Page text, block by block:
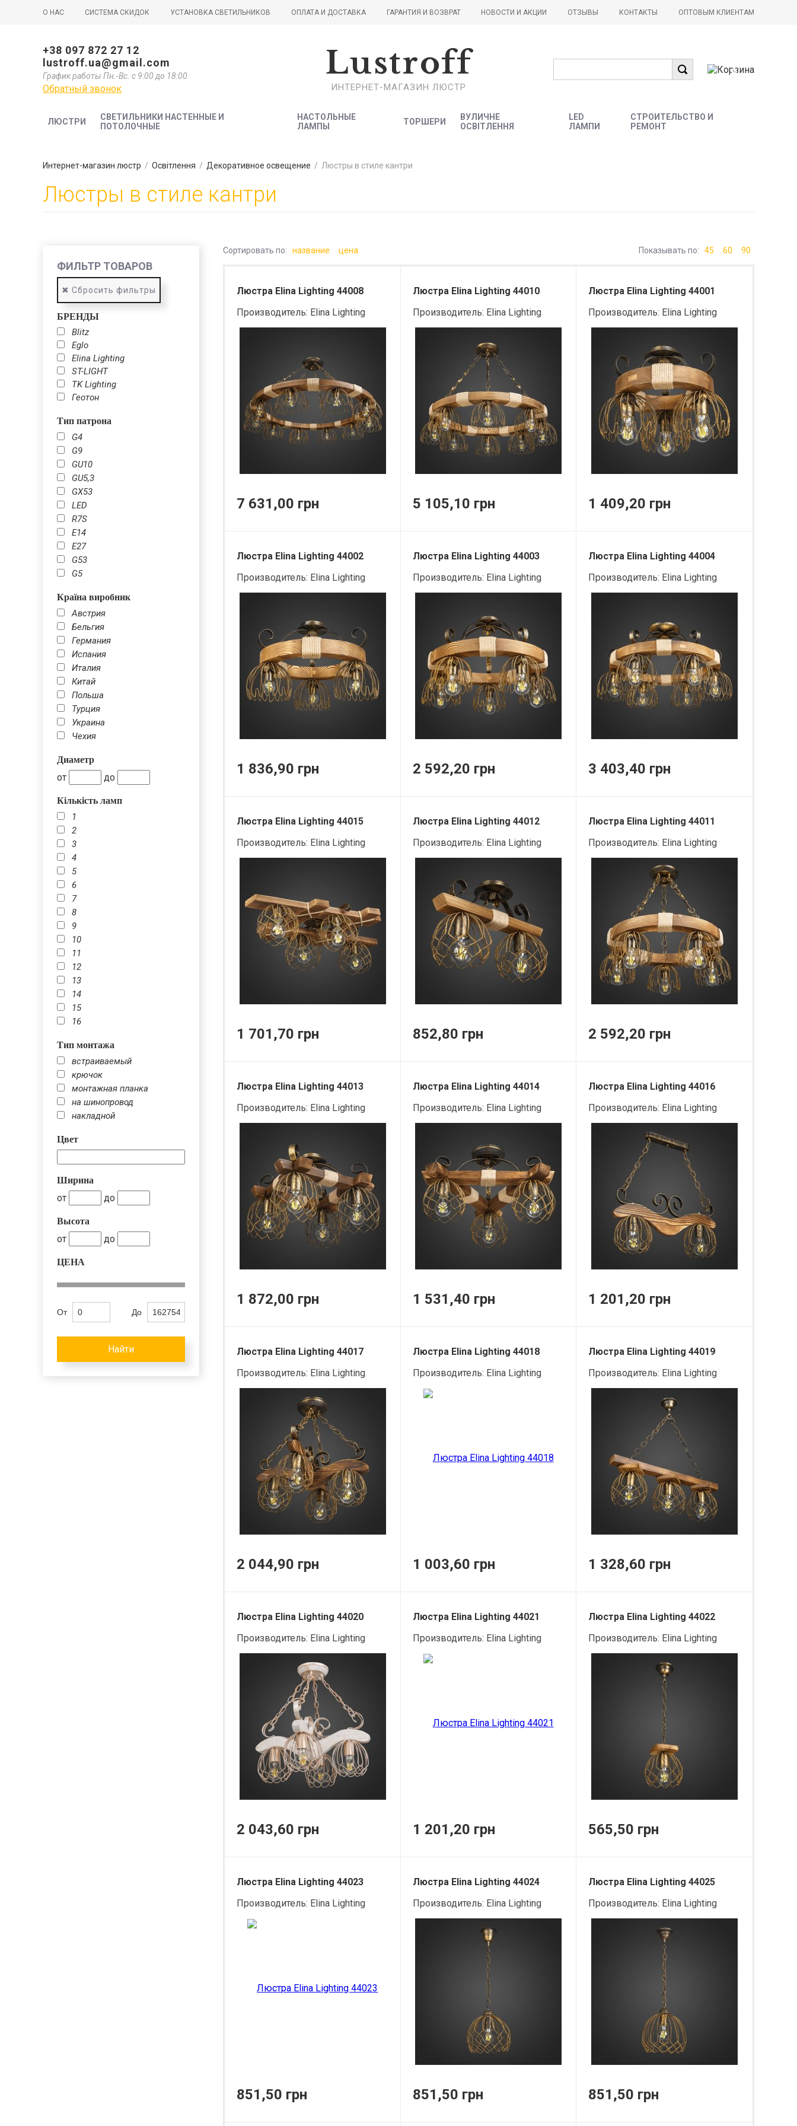
О НАС СИСТЕМА СКИДОК УСТАНОВКА СВЕТИЛЬНИКОВ ОПЛАТА И ДОСТАВКА ГАРАНТИЯ И ВОЗВРАТ НОВОСТИ И АКЦИИ ОТЗЫВЫ КОНТАКТЫ ОПТОВЫМ КЛИЕНТАМ
+38 097 872 27 12
lustroff.ua@gmail.com
График работы Пн.-Вс. с 9:00 до 18:00
Обратный звонок
Lustroff
ИНТЕРНЕТ-МАГАЗИН ЛЮСТР
0
ЛЮСТРИ
СВЕТИЛЬНИКИ НАСТЕННЫЕ И
ПОТОЛОЧНЫЕ
НАСТОЛЬНЫЕ
ЛАМПЫ
ТОРШЕРИ
ВУЛИЧНЕ
ОСВІТЛЕННЯ
LED
ЛАМПИ
СТРОИТЕЛЬСТВО И
РЕМОНТ
Интернет-магазин люстр / Освітлення / Декоративное освещение / Люстры в стиле кантри
Люстры в стиле кантри
ФИЛЬТР ТОВАРОВ
✖ Сбросить фильтры
БРЕНДЫ
Blitz
Eglo
Elina Lighting
ST-LIGHT
TK Lighting
Геотон
Тип патрона
G4
G9
GU10
GU5,3
GX53
LED
R7S
Е14
Е27
G53
G5
Країна виробник
Австрия
Бельгия
Германия
Испания
Италия
Китай
Польша
Турция
Украина
Чехия
Диаметр
от до
Кількість ламп
1
2
3
4
5
6
7
8
9
10
11
12
13
14
15
16
Тип монтажа
встраиваемый
крючок
монтажная планка
на шинопровод
накладной
Цвет
Ширина
от до
Высота
от до
ЦЕНА
От До
Найти
Сортировать по: название цена Показывать по: 45 60 90
Люстра Elina Lighting 44008
Производитель: Elina Lighting
7 631,00 грн
Люстра Elina Lighting 44010
Производитель: Elina Lighting
5 105,10 грн
Люстра Elina Lighting 44001
Производитель: Elina Lighting
1 409,20 грн
Люстра Elina Lighting 44002
Производитель: Elina Lighting
1 836,90 грн
Люстра Elina Lighting 44003
Производитель: Elina Lighting
2 592,20 грн
Люстра Elina Lighting 44004
Производитель: Elina Lighting
3 403,40 грн
Люстра Elina Lighting 44015
Производитель: Elina Lighting
1 701,70 грн
Люстра Elina Lighting 44012
Производитель: Elina Lighting
852,80 грн
Люстра Elina Lighting 44011
Производитель: Elina Lighting
2 592,20 грн
Люстра Elina Lighting 44013
Производитель: Elina Lighting
1 872,00 грн
Люстра Elina Lighting 44014
Производитель: Elina Lighting
1 531,40 грн
Люстра Elina Lighting 44016
Производитель: Elina Lighting
1 201,20 грн
Люстра Elina Lighting 44017
Производитель: Elina Lighting
2 044,90 грн
Люстра Elina Lighting 44018
Производитель: Elina Lighting
1 003,60 грн
Люстра Elina Lighting 44019
Производитель: Elina Lighting
1 328,60 грн
Люстра Elina Lighting 44020
Производитель: Elina Lighting
2 043,60 грн
Люстра Elina Lighting 44021
Производитель: Elina Lighting
1 201,20 грн
Люстра Elina Lighting 44022
Производитель: Elina Lighting
565,50 грн
Люстра Elina Lighting 44023
Производитель: Elina Lighting
851,50 грн
Люстра Elina Lighting 44024
Производитель: Elina Lighting
851,50 грн
Люстра Elina Lighting 44025
Производитель: Elina Lighting
851,50 грн